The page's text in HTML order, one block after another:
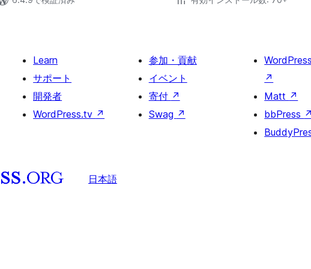
Learn
サポート
開発者
WordPress.tv ↗
参加・貢献
イベント
寄付 ↗
Swag ↗
↗
Matt ↗
bbPress ↗
日本語